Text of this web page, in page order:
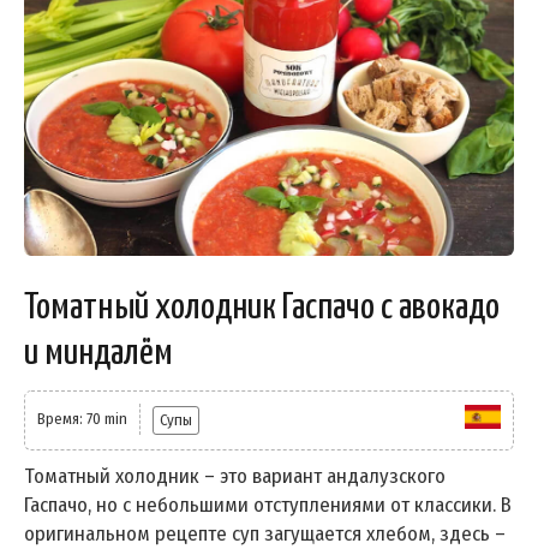
Томатный холодник Гаспачо с авокадо
и миндалём
Время: 70 min Супы
Томатный холодник – это вариант андалузского
Гаспачо, но с небольшими отступлениями от классики. В
оригинальном рецепте суп загущается хлебом, здесь –